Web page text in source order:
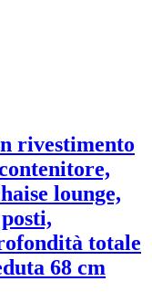
rivestimento
lounge,
totale
68 cm